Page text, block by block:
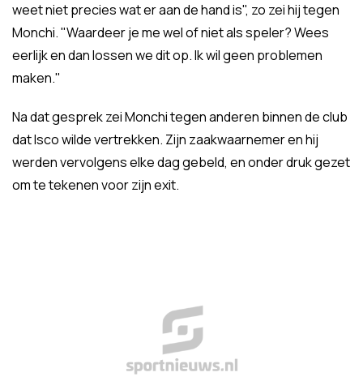
weet niet precies wat er aan de hand is", zo zei hij tegen
Monchi. "Waardeer je me wel of niet als speler? Wees
eerlijk en dan lossen we dit op. Ik wil geen problemen
maken."
Na dat gesprek zei Monchi tegen anderen binnen de club
dat Isco wilde vertrekken. Zijn zaakwaarnemer en hij
werden vervolgens elke dag gebeld, en onder druk gezet
om te tekenen voor zijn exit.